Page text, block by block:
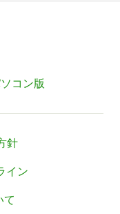
コン版
針
イン
て